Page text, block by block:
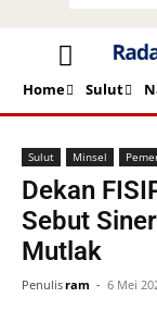
Home Sulut
Beranda Sulut
Sulut Minsel
Dekan
Sebut
Mutlak
Penulisram - 6 Mei